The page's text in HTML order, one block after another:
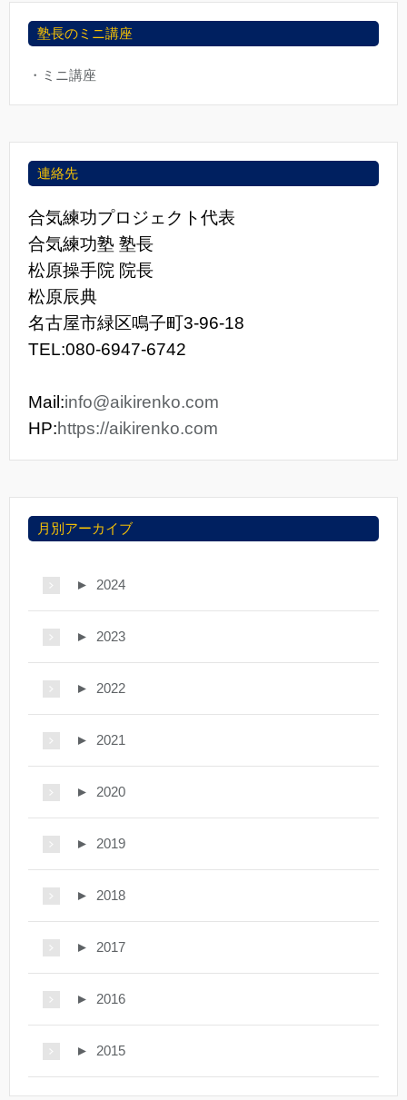
塾長のミニ講座
・ミニ講座
連絡先
合気練功プロジェクト代表
合気練功塾 塾長
松原操手院 院長
松原辰典
名古屋市緑区鳴子町3-96-18
TEL:080-6947-6742
Mail:info@aikirenko.com
HP:https://aikirenko.com
月別アーカイブ
► 2024
► 2023
► 2022
► 2021
► 2020
► 2019
► 2018
► 2017
► 2016
► 2015